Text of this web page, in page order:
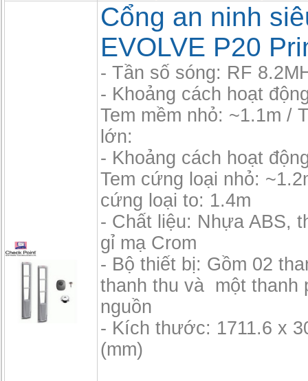
Cổng an ninh
EVOLVE P20
- Tần số sóng: RF
- Khoảng cách hoạt
Tem mềm nhỏ: ~1.1m /
lớn:
- Khoảng cách hoạt
Tem cứng loại nhỏ:
cứng loại to: 1.4m
- Chất liệu: Nhựa ABS,
gỉ mạ Crom
- Bộ thiết bị: Gồm 02
thanh thu và một thanh
nguồn
- Kích thước: 1711.6 x
(mm)